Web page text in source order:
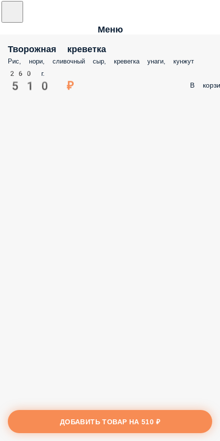
Меню
Творожная креветка
Рис, нори, сливочный сыр, кревегка унаги, кунжут
260 г.
510 ₽ В
ДОБАВИТЬ ТОВАР НА510 ₽